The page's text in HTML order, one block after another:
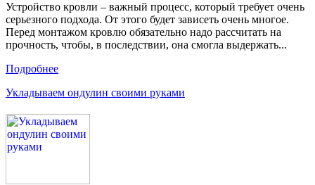
Устройство кровли – важный процесс, который требует очень
серьезного подхода. От этого будет зависеть очень многое.
Перед монтажом кровлю обязательно надо рассчитать на
прочность, чтобы, в последствии, она смогла выдержать...
Подробнее
Укладываем ондулин своими руками